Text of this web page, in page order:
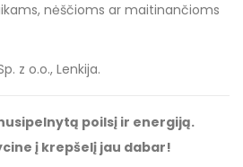
nėščioms ar maitinančioms
z o.o., Lenkija.
poilsį ir energiją.
į krepšelį jau dabar!